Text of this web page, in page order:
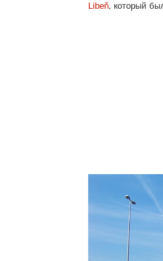
Libeň, который